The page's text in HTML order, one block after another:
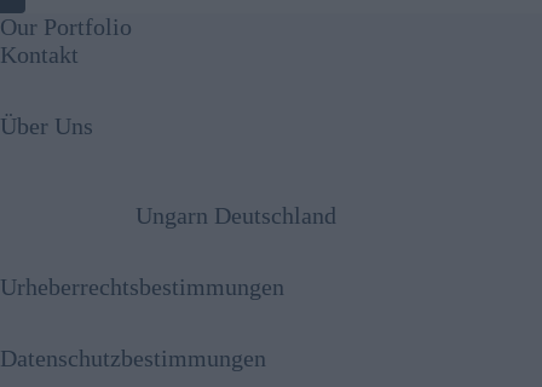
Our Portfolio
Kontakt
Über Uns
Ungarn Deutschland
Urheberrechtsbestimmungen
Datenschutzbestimmungen